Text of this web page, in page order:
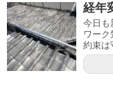
経年
今日も
ワーク
約束